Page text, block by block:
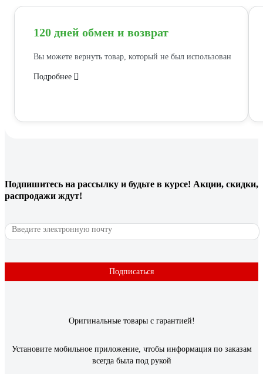
120 дней обмен и возврат
Вы можете вернуть товар, который не был использован
Подробнее
Подпишитесь на рассылку и будьте в курсе! Акции, скидки,
распродажи ждут!
Подписаться
Оригинальные товары с гарантией!
Установите мобильное приложение, чтобы информация по заказам
всегда была под рукой